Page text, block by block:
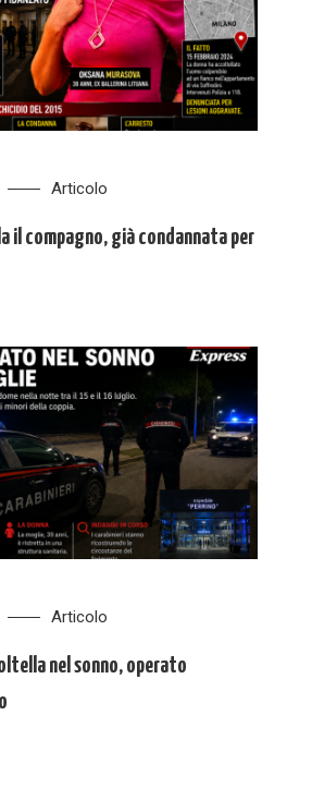
Articolo
il compagno, già condannata per
Articolo
nel sonno, operato